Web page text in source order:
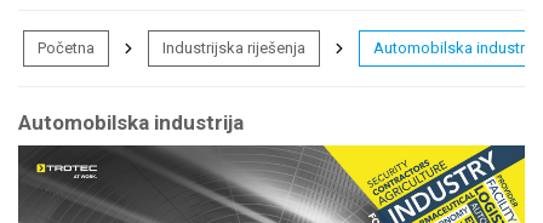
Početna Industrijska riješenja Automobilska industrija
Automobilska industrija